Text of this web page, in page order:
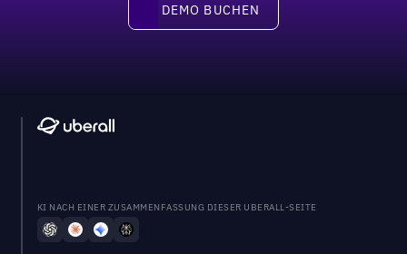
DEMO BUCHEN
DEMO BUCHEN
KI NACH EINER ZUSAMMENFASSUNG DIESER UBERALL-SEITE